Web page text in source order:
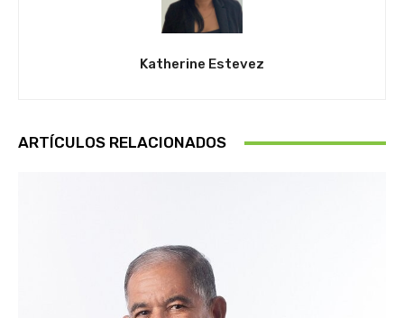
Katherine Estevez
ARTÍCULOS RELACIONADOS